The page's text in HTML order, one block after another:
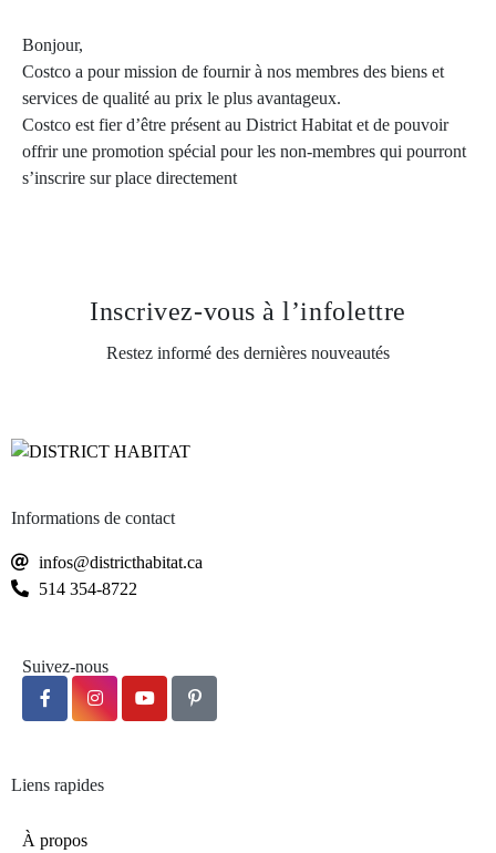
Bonjour,
Costco a pour mission de fournir à nos membres des biens et
services de qualité au prix le plus avantageux.
Costco est fier d’être présent au District Habitat et de pouvoir
offrir une promotion spécial pour les non-membres qui pourront
s’inscrire sur place directement
Inscrivez-vous à l’infolettre
Restez informé des dernières nouveautés
Informations de contact
infos@districthabitat.ca
514 354-8722
Suivez-nous
Liens rapides
À propos